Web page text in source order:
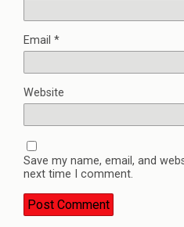
Email *
Website
Save my name, email, and
next time I comment.